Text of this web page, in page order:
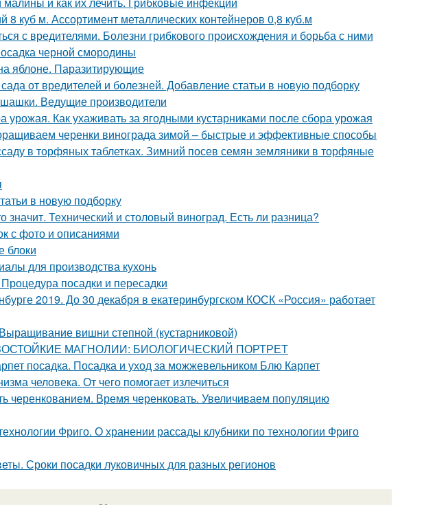
8 куб м. Ассортимент металлических контейнеров 0,8 куб.м
с вредителями. Болезни грибкового происхождения и борьба с ними
черной смородины
яблоне. Паразитирующие
от вредителей и болезней. Добавление статьи в новую подборку
Ведущие производители
урожая. Как ухаживать за ягодными кустарниками после сбора урожая
черенки винограда зимой – быстрые и эффективные способы
в торфяных таблетках. Зимний посев семян земляники в торфяные
в новую подборку
значит. Технический и столовый виноград. Есть ли разница?
с фото и описаниями
блоки
для производства кухонь
посадки и пересадки
2019. До 30 декабря в екатеринбургском КОСК «Россия» работает
вишни степной (кустарниковой)
МАГНОЛИИ: БИОЛОГИЧЕСКИЙ ПОРТРЕТ
посадка. Посадка и уход за можжевельником Блю Карпет
человека. От чего помогает излечиться
черенкованием. Время черенковать. Увеличиваем популяцию
Фриго. О хранении рассады клубники по технологии Фриго
Сроки посадки луковичных для разных регионов